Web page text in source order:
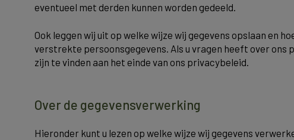
eventueel met derden kunnen worden gedeeld.
Ook leggen wij uit op welke wijze wij gegevens opslaan en
verstrekte persoonsgegevens. Als u vragen heeft over
zijn te vinden aan het einde van ons privacybeleid.
Over de gegevensverwerking
Hieronder kunt u lezen op welke wijze wij gegevens